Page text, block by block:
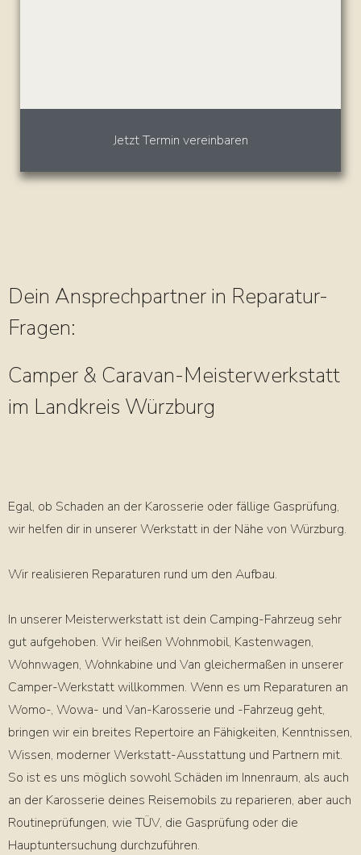
Jetzt Termin vereinbaren
Dein Ansprechpartner in Reparatur-
Fragen:
Camper & Caravan-Meisterwerkstatt
im Landkreis Würzburg
Egal, ob Schaden an der Karosserie oder fällige Gasprüfung,
wir helfen dir in unserer Werkstatt in der Nähe von Würzburg.
Wir realisieren Reparaturen rund um den Aufbau.
In unserer Meisterwerkstatt ist dein Camping-Fahrzeug sehr
gut aufgehoben. Wir heißen Wohnmobil, Kastenwagen,
Wohnwagen, Wohnkabine und Van gleichermaßen in unserer
Camper-Werkstatt willkommen. Wenn es um Reparaturen an
Womo-, Wowa- und Van-Karosserie und -Fahrzeug geht,
bringen wir ein breites Repertoire an Fähigkeiten, Kenntnissen,
Wissen, moderner Werkstatt-Ausstattung und Partnern mit.
So ist es uns möglich sowohl Schäden im Innenraum, als auch
an der Karosserie deines Reisemobils zu reparieren, aber auch
Routineprüfungen, wie TÜV, die Gasprüfung oder die
Hauptuntersuchung durchzuführen.